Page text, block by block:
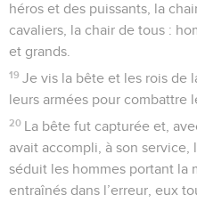
héros et des puissants, la
cavaliers, la chair de tous :
et grands.
19 Je vis la bête et les rois de
leurs armées pour combattre
20 La bête fut capturée et,
avait accompli, à son service,
séduit les hommes portant la
entraînés dans l’erreur, eux